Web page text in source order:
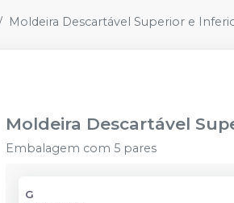
Moldeira Descartável Superior e
Moldeira Descartável
Embalagem com 5 pares
G